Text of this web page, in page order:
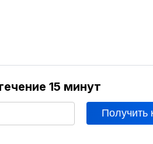
15 минут